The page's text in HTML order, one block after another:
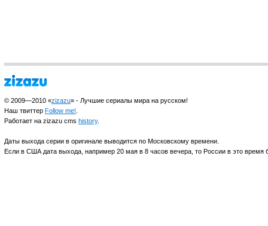
© 2009—2010 «zizazu» - Лучшие сериалы мира на русском!
Наш твиттер Follow me!
Работает на zizazu cms history.
Даты выхода серии в оригинале выводится по Московскому времени.
Если в США дата выхода, например 20 мая в 8 часов вечера, то России в это время